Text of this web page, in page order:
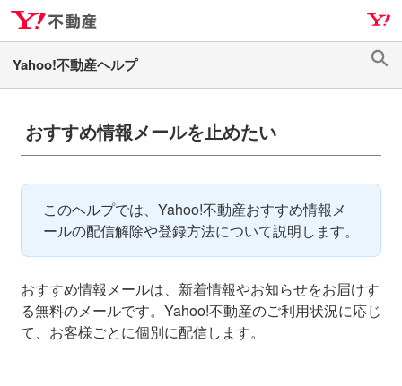
ナ
ビ
ゲ
ー
ス
プ
メ
イ
ン
コ
へ
ッ
おすすめ情報メールを止めたい
このヘルプでは、Yahoo!不動産おすすめ情報メ
ールの配信解除や登録方法について説明します。
おすすめ情報メールは、新着情報やお知らせをお届けす
る無料のメールです。Yahoo!不動産のご利用状況に応じ
て、お客様ごとに個別に配信します。